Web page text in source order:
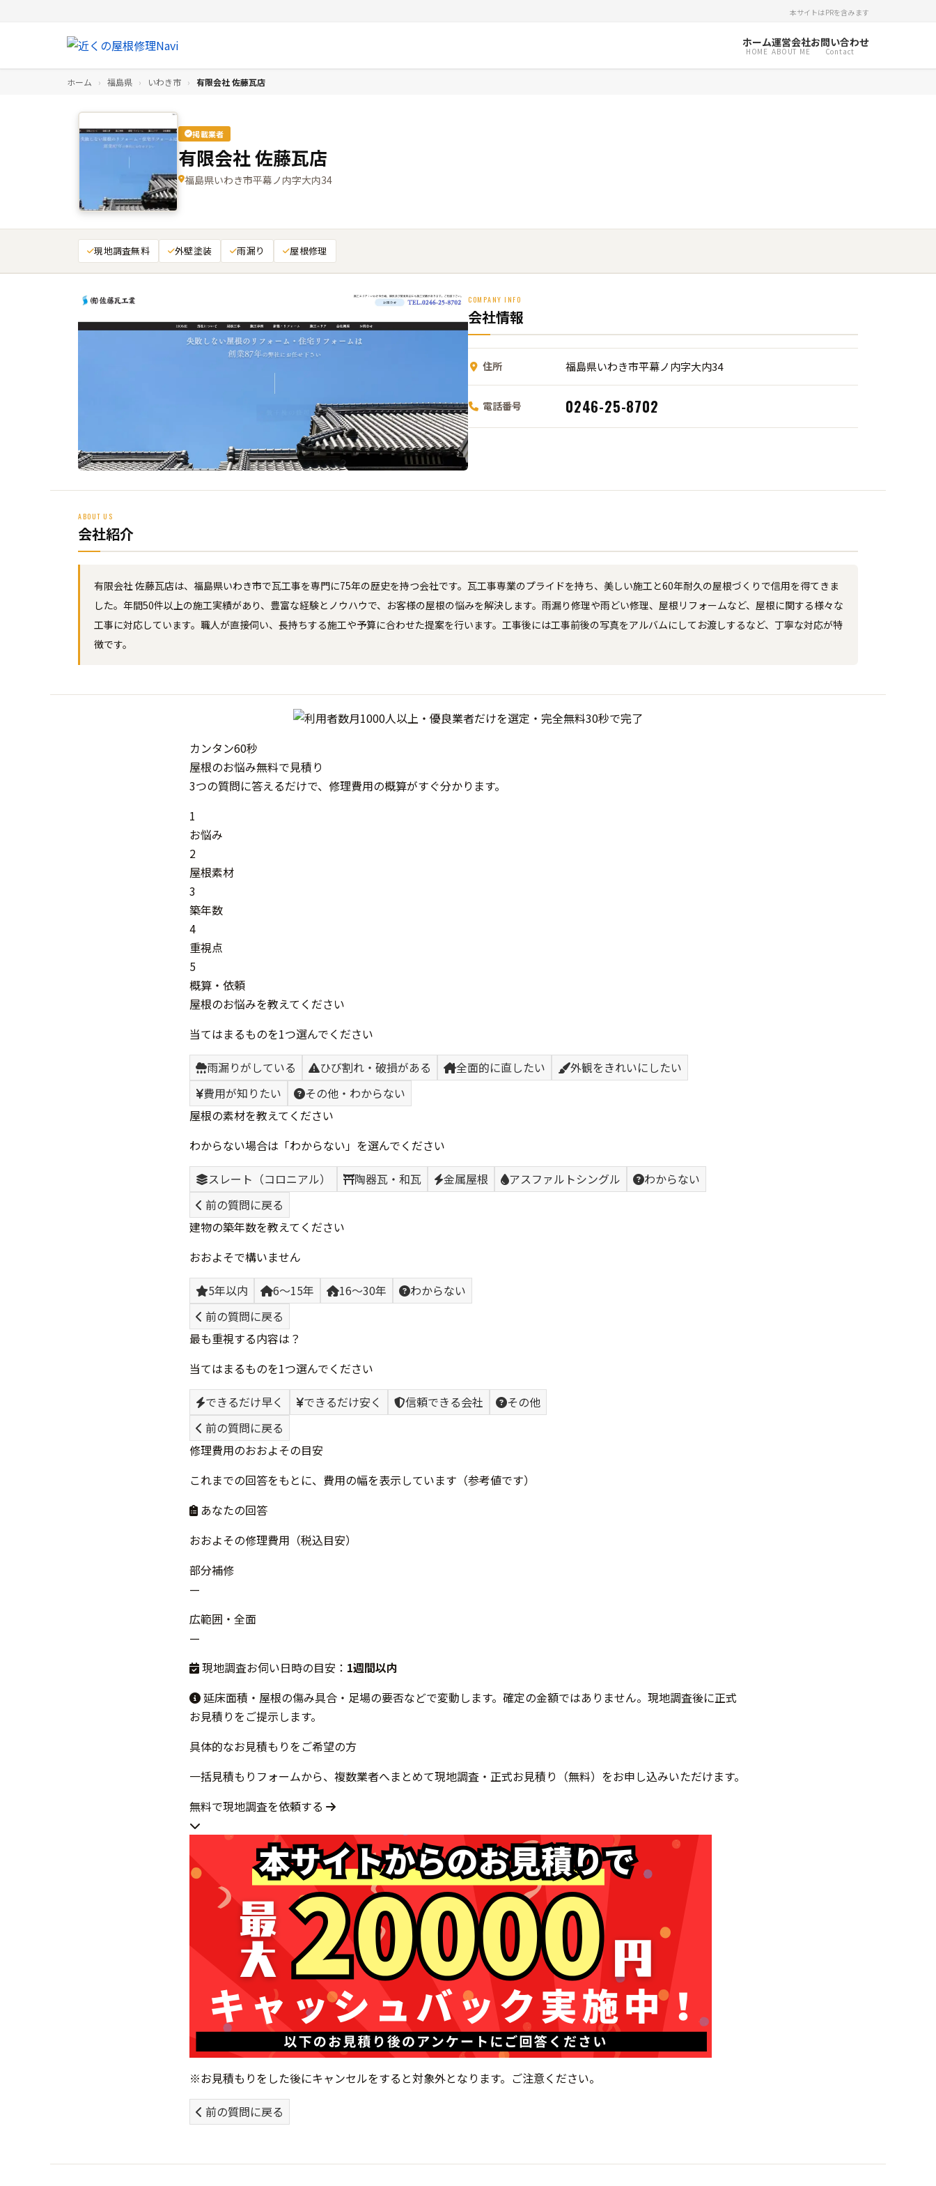
本サイトはPRを含みます
ホーム
HOME
運営会社
ABOUT ME
お問い合わせ
Contact
ホーム › 福島県 › いわき市 › 有限会社 佐藤瓦店
掲載業者
有限会社 佐藤瓦店
福島県いわき市平幕ノ内字大内34
現地調査無料 外壁塗装 雨漏り 屋根修理
COMPANY INFO
会社情報
住所 福島県いわき市平幕ノ内字大内34
電話番号 0246-25-8702
ABOUT US
会社紹介
有限会社 佐藤瓦店は、福島県いわき市で瓦工事を専門に75年の歴史を持つ会社です。瓦工事専業のプライドを持ち、美しい施工と60年耐久の屋根づくりで信用を得てきま
した。年間50件以上の施工実績があり、豊富な経験とノウハウで、お客様の屋根の悩みを解決します。雨漏り修理や雨どい修理、屋根リフォームなど、屋根に関する様々な
工事に対応しています。職人が直接伺い、長持ちする施工や予算に合わせた提案を行います。工事後には工事前後の写真をアルバムにしてお渡しするなど、丁寧な対応が特
徴です。
カンタン60秒
屋根のお悩み無料で見積り
3つの質問に答えるだけで、修理費用の概算がすぐ分かります。
1
お悩み
2
屋根素材
3
築年数
4
重視点
5
概算・依頼
屋根のお悩みを教えてください
当てはまるものを1つ選んでください
雨漏りがしている
ひび割れ・破損がある 全面的に直したい
外観をきれいにしたい
費用が知りたい
その他・わからない
屋根の素材を教えてください
わからない場合は「わからない」を選んでください
スレート（コロニアル）
陶器瓦・和瓦 金属屋根 アスファルトシングル
わからない
前の質問に戻る
建物の築年数を教えてください
おおよそで構いません
5年以内
6〜15年 16〜30年
わからない
前の質問に戻る
最も重視する内容は？
当てはまるものを1つ選んでください
できるだけ早く
できるだけ安く 信頼できる会社
その他
前の質問に戻る
修理費用のおおよその目安
これまでの回答をもとに、費用の幅を表示しています（参考値です）
あなたの回答
おおよその修理費用（税込目安）
部分補修
—
広範囲・全面
—
現地調査お伺い日時の目安： 1週間以内
延床面積・屋根の傷み具合・足場の要否などで変動します。確定の金額ではありません。現地調査後に正式
お見積りをご提示します。
具体的なお見積もりをご希望の方
一括見積もりフォームから、複数業者へまとめて現地調査・正式お見積り（無料）をお申し込みいただけます。
無料で現地調査を依頼する
※お見積もりをした後にキャンセルをすると対象外となります。ご注意ください。
前の質問に戻る